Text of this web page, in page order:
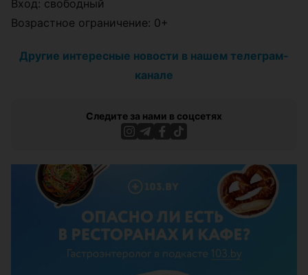
Вход: свободный
Возрастное ограничение: 0+
Другие интересные новости в нашем телеграм-
канале
Следите за нами в соцсетях